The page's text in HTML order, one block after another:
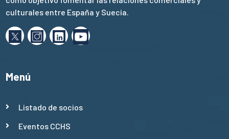
culturales entre España y Suecia.
Menú
Listado de socios
Eventos CCHS